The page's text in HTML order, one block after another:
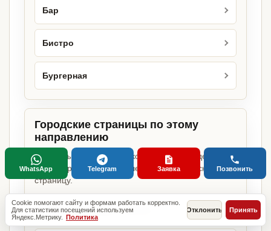
Бар
Бистро
Бургерная
Городские страницы по этому
направлению
Если объект работает в конкретном городе,
можно сразу открыть релевантную городскую
страницу.
Кафе фаст-фуда в Москве
Cookie помогают сайту и формам работать корректно.
Для статистики посещений используем
Яндекс.Метрику. Политика
Отклонить Принять
WhatsApp Telegram Заявка Позвонить